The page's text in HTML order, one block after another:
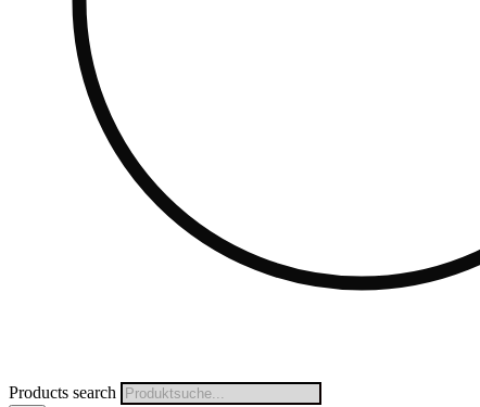
Products search